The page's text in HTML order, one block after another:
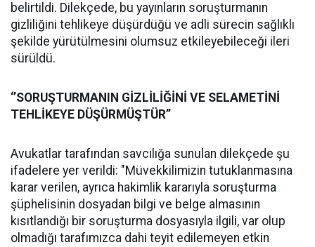
belirtildi. Dilekçede, bu yayınların soruşturmanın
gizliliğini tehlikeye düşürdüğü ve adli sürecin sağlıklı
şekilde yürütülmesini olumsuz etkileyebileceği ileri
sürüldü.
‘’SORUŞTURMANIN GİZLİLİĞİNİ VE SELAMETİNİ
TEHLİKEYE DÜŞÜRMÜŞTÜR’’
Avukatlar tarafından savcılığa sunulan dilekçede şu
ifadelere yer verildi: "Müvekkilimizin tutuklanmasına
karar verilen, ayrıca hakimlik kararıyla soruşturma
şüphelisinin dosyadan bilgi ve belge almasının
kısıtlandığı bir soruşturma dosyasıyla ilgili, var olup
olmadığı tarafımızca dahi teyit edilemeyen etkin